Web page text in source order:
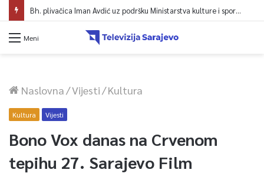
Bh. plivačica Iman Avdić uz podršku Ministarstva kulture i sporta KS kreće na Evropsko prvenstvo i Mediteranske igre
Meni
Naslovna/Vijesti/Kultura
Kultura Vijesti
Bono Vox danas na Crvenom
tepihu 27. Sarajevo Film